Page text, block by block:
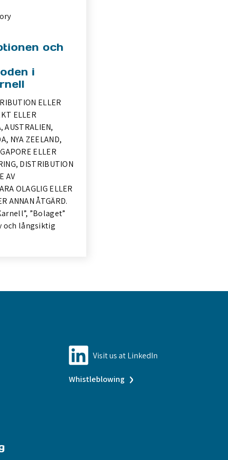
och
i
ELLER
ELLER
AUSTRALIEN,
NYA ZEELAND,
ELLER
DISTRIBUTION
AV
OLAGLIG ELLER
ANNAN ÅTGÄRD.
”Bolaget”
och långsiktig
Visit us at LinkedIn
Whistleblowing ›